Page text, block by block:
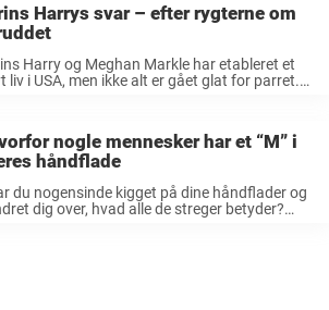
Harrys svar – efter rygterne om
Harry og Meghan Markle har etableret et
liv i USA, men ikke alt er gået glat for parret.
nogle mennesker har et “M” i
håndflade
du nogensinde kigget på dine håndflader og
dig over, hvad alle de streger betyder?